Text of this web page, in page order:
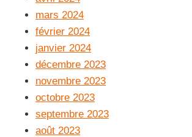
mars 2024
février 2024
janvier 2024
décembre 2023
novembre 2023
octobre 2023
septembre 2023
août 2023